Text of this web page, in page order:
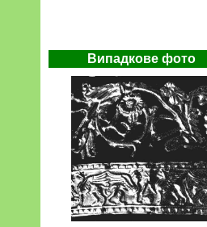
Випадкове фото